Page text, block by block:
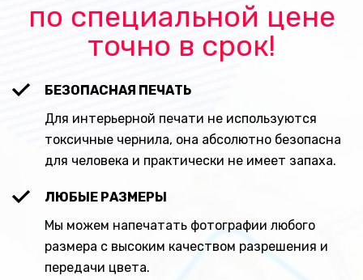
по специальной цене
точно в срок!
БЕЗОПАСНАЯ ПЕЧАТЬ
Для интерьерной печати не используются
токсичные чернила, она абсолютно безопасна
для человека и практически не имеет запаха.
ЛЮБЫЕ РАЗМЕРЫ
Мы можем напечатать фотографии любого
размера с высоким качеством разрешения и
передачи цвета.